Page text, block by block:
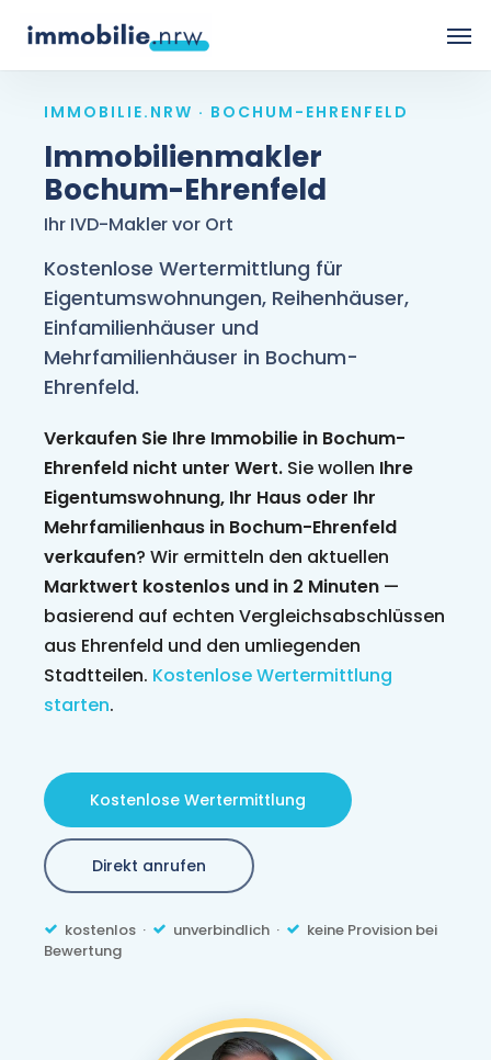
contentIMMOBILIE.NRW · BOCHUM-EHRENFELD
Immobilienmakler
Bochum-Ehrenfeld
Ihr IVD-Makler vor Ort
Kostenlose Wertermittlung für
Eigentumswohnungen, Reihenhäuser,
Einfamilienhäuser und
Mehrfamilienhäuser in Bochum-
Ehrenfeld.
Verkaufen Sie Ihre Immobilie in Bochum-
Ehrenfeld nicht unter Wert. Sie wollen Ihre
Eigentumswohnung, Ihr Haus oder Ihr
Mehrfamilienhaus in Bochum-Ehrenfeld
verkaufen? Wir ermitteln den aktuellen
Marktwert kostenlos und in 2 Minuten —
basierend auf echten Vergleichsabschlüssen
aus Ehrenfeld und den umliegenden
Stadtteilen. Kostenlose Wertermittlung
starten.
Kostenlose Wertermittlung
Direkt anrufen
kostenlos · unverbindlich ·
keine Provision bei
Bewertung